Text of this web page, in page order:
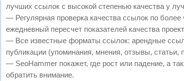
лучших ссылок с высокой степенью качества у
— Регулярная проверка качества ссылок по более
ежедневный пересчет показателей качества
— Все известные форматы ссылок: арендные
публикации (упоминания, мнения, отзывы, статьи,
— SeoHammer покажет, где рост или падение, а
обратить внимание.